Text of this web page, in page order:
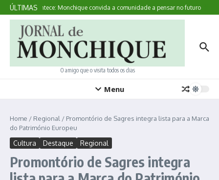
Ir para o conteúdo
ÚLTIMAS
Aqui Acontece: Monchique convida a comunidade a pensar no futuro
O amigo que o visita todos os dias
Menu
Home / Regional / Promontório de Sagres integra lista para a Marca
do Património Europeu
Cultura Destaque Regional
Promontório de Sagres integra